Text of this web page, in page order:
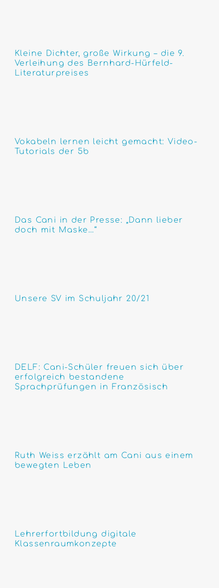
Kleine Dichter, große Wirkung – die 9.
Verleihung des Bernhard-Hürfeld-
Literaturpreises
Vokabeln lernen leicht gemacht: Video-
Tutorials der 5b
Das Cani in der Presse: „Dann lieber
doch mit Maske…“
Unsere SV im Schuljahr 20/21
DELF: Cani-Schüler freuen sich über
erfolgreich bestandene
Sprachprüfungen in Französisch
Ruth Weiss erzählt am Cani aus einem
bewegten Leben
Lehrerfortbildung digitale
Klassenraumkonzepte